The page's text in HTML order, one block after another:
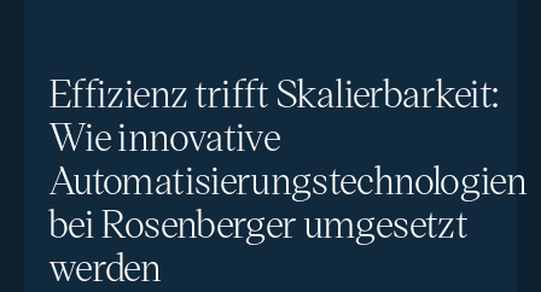
Effizienz trifft Skalierbarkeit:
Wie innovative
Automatisierungstechnologien
bei Rosenberger umgesetzt
werden